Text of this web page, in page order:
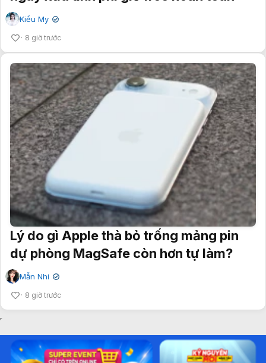
Kiều My ✔
8 giờ trước
Lý do gì Apple thà bỏ trống mảng pin
dự phòng MagSafe còn hơn tự làm?
Mẫn Nhi ✔
8 giờ trước